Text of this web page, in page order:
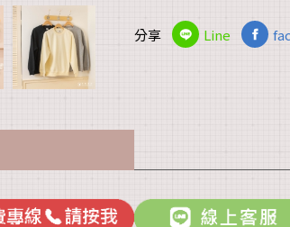
分享 Line